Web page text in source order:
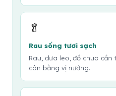
🥬
Rau sống tươi sạch
Rau, dưa leo, đồ chua cần
cân bằng vị nướng.